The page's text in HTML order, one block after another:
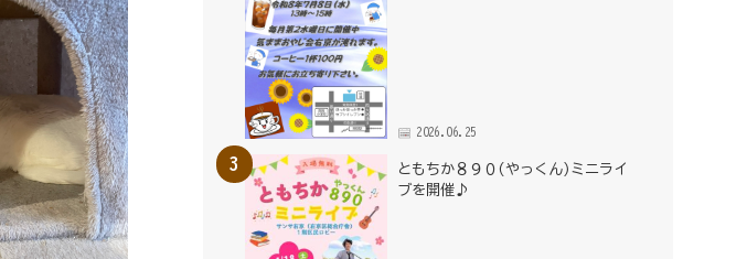
2026.06.25
ともちか８９０(やっくん)ミニライ
ブを開催♪